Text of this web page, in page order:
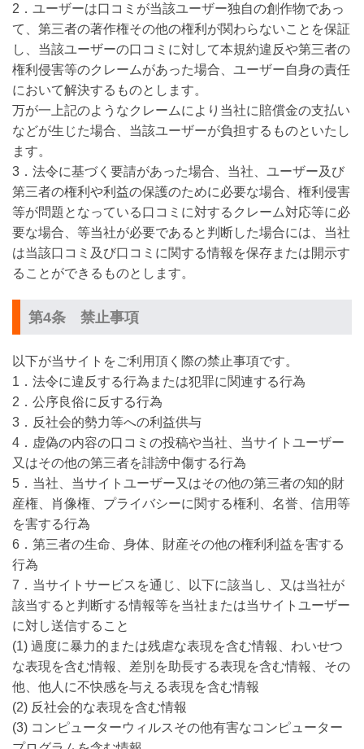
2．ユーザーは口コミが当該ユーザー独自の創作物であっ
て、第三者の著作権その他の権利が関わらないことを保証
し、当該ユーザーの口コミに対して本規約違反や第三者の
権利侵害等のクレームがあった場合、ユーザー自身の責任
において解決するものとします。
万が一上記のようなクレームにより当社に賠償金の支払い
などが生じた場合、当該ユーザーが負担するものといたし
ます。
3．法令に基づく要請があった場合、当社、ユーザー及び
第三者の権利や利益の保護のために必要な場合、権利侵害
等が問題となっている口コミに対するクレーム対応等に必
要な場合、等当社が必要であると判断した場合には、当社
は当該口コミ及び口コミに関する情報を保存または開示す
ることができるものとします。
第4条 禁止事項
以下が当サイトをご利用頂く際の禁止事項です。
1．法令に違反する行為または犯罪に関連する行為
2．公序良俗に反する行為
3．反社会的勢力等への利益供与
4．虚偽の内容の口コミの投稿や当社、当サイトユーザー
又はその他の第三者を誹謗中傷する行為
5．当社、当サイトユーザー又はその他の第三者の知的財
産権、肖像権、プライバシーに関する権利、名誉、信用等
を害する行為
6．第三者の生命、身体、財産その他の権利利益を害する
行為
7．当サイトサービスを通じ、以下に該当し、又は当社が
該当すると判断する情報等を当社または当サイトユーザー
に対し送信すること
(1) 過度に暴力的または残虐な表現を含む情報、わいせつ
な表現を含む情報、差別を助長する表現を含む情報、その
他、他人に不快感を与える表現を含む情報
(2) 反社会的な表現を含む情報
(3) コンピューターウィルスその他有害なコンピューター